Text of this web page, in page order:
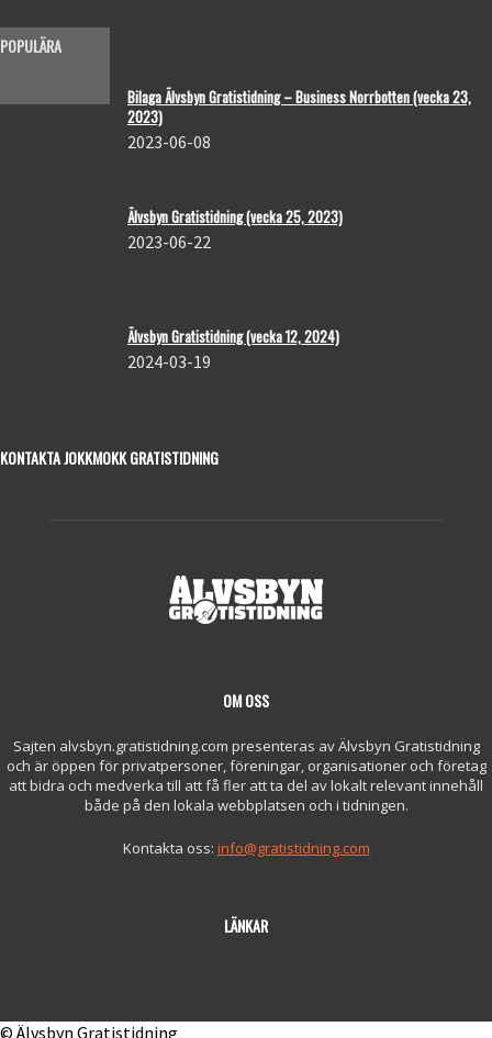
POPULÄRA
Bilaga Älvsbyn Gratistidning – Business Norrbotten (vecka 23,
2023)
2023-06-08
Älvsbyn Gratistidning (vecka 25, 2023)
2023-06-22
Älvsbyn Gratistidning (vecka 12, 2024)
2024-03-19
KONTAKTA JOKKMOKK GRATISTIDNING
OM OSS
Sajten alvsbyn.gratistidning.com presenteras av Älvsbyn Gratistidning
och är öppen för privatpersoner, föreningar, organisationer och företag
att bidra och medverka till att få fler att ta del av lokalt relevant innehåll
både på den lokala webbplatsen och i tidningen.
Kontakta oss: info@gratistidning.com
LÄNKAR
© Älvsbyn Gratistidning